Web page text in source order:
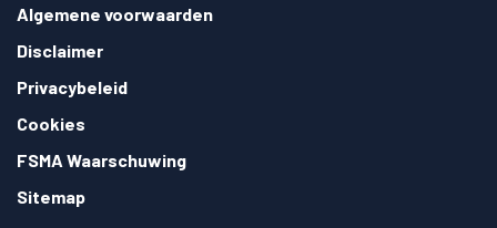
Algemene voorwaarden
Disclaimer
Privacybeleid
Cookies
FSMA Waarschuwing
Sitemap